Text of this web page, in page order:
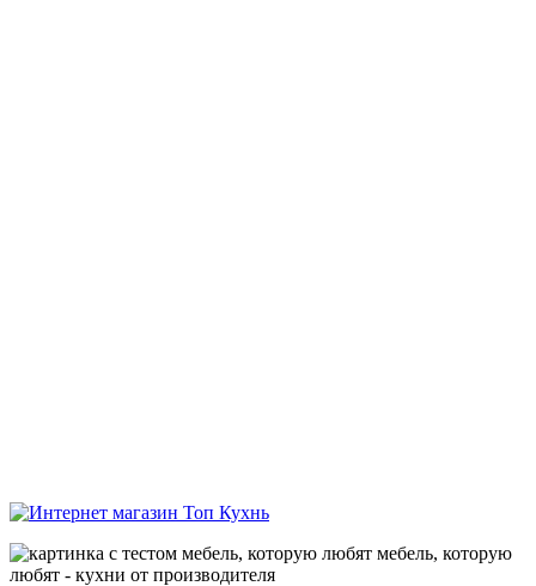
мебель, которую
любят - кухни от производителя